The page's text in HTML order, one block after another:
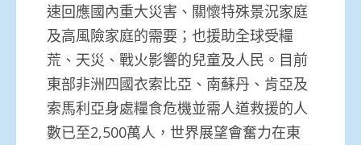
速回應國內重大災害、關懷特殊景況家庭
及高風險家庭的需要；也援助全球受糧
荒、天災、戰火影響的兒童及人民。目前
東部非洲四國衣索比亞、南蘇丹、肯亞及
索馬利亞身處糧食危機並需人道救援的人
數已至2,500萬人，世界展望會奮力在東